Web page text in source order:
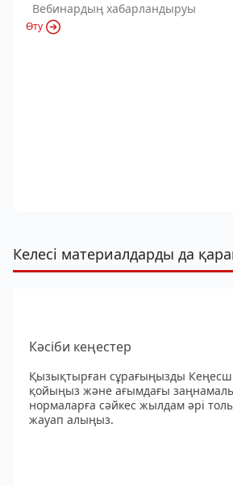
Вебинардың хабарландыруы
Өту
Келесі материалдарды да
Кәсіби кеңестер
Қызықтырған сұрағыңызды
қойыңыз және ағымдағы
нормаларға сәйкес жылдам әрі
жауап алыңыз.